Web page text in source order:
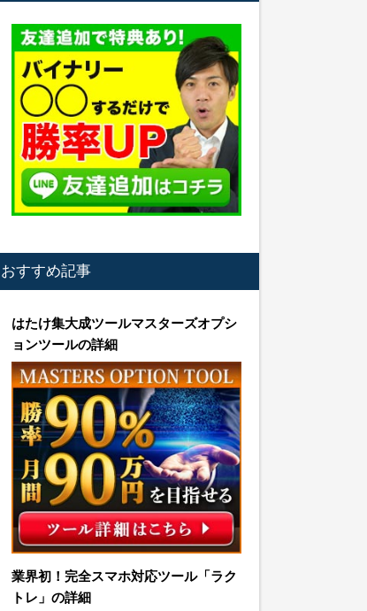
おすすめ記事
はたけ集大成ツールマスターズオプシ
ョンツールの詳細
業界初！完全スマホ対応ツール「ラク
トレ」の詳細